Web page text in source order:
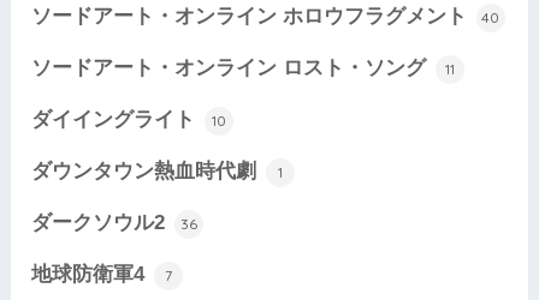
ソードアート・オンライン ホロウフラグメント 40
ソードアート・オンライン ロスト・ソング 11
ダイイングライト 10
ダウンタウン熱血時代劇 1
ダークソウル2 36
地球防衛軍4 7